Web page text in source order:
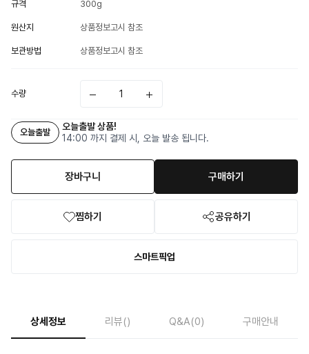
규격 300g
원산지 상품정보고시 참조
보관방법 상품정보고시 참조
수량
오늘출발
오늘출발 상품!
14:00 까지 결제 시, 오늘 발송 됩니다.
장바구니 구매하기
찜하기 공유하기
스마트픽업
상세정보 리뷰() Q&A(0) 구매안내